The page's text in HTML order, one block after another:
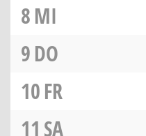
8MI
9DO
10FR
11 SA